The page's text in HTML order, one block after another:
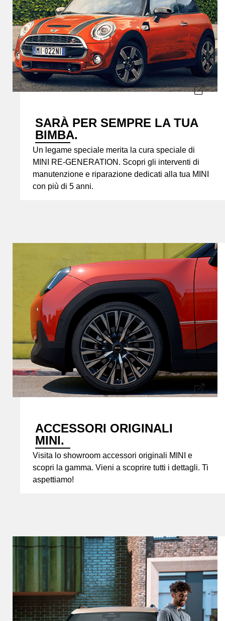
SARÀ PER SEMPRE LA TUA
BIMBA.
Un legame speciale merita la cura speciale di
MINI RE-GENERATION. Scopri gli interventi di
manutenzione e riparazione dedicati alla tua MINI
con più di 5 anni.
ACCESSORI ORIGINALI
MINI.
Visita lo showroom accessori originali MINI e
scopri la gamma. Vieni a scoprire tutti i dettagli. Ti
aspettiamo!